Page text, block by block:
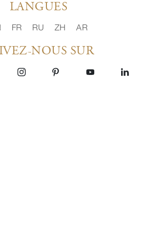
LANGUES
FR RU ZH AR
NOUS SUR